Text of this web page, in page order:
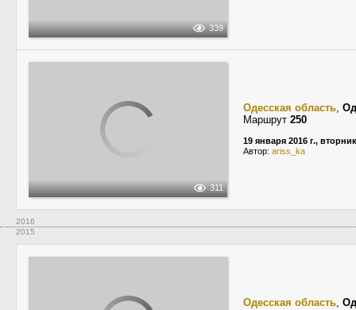
339
311
Одесская область,
Маршрут 250
19 января 2016 г., вторник
Автор: ariss_ka
2016
2015
Одесская область,